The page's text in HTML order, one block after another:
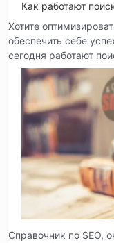
Как работают
Хотите
обеспечить себе
сегодня работают
Справочник по SEO,